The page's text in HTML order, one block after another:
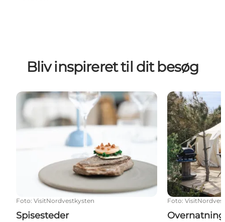
Bliv inspireret til dit besøg
Spisesteder
Foto: VisitNordvestkysten
Spisesteder
Overnatning
Foto:
Overnatning